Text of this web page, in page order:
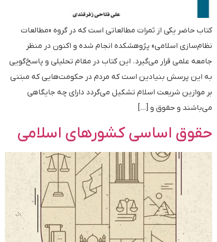
کتاب حاضر یکی از ثمرات مطالعاتی است که در گروه «مطالعات
نظام‌سازی اسلامی» پژوهشکده انجام شده و اکنون در منظر
جامعه علمی قرار می‌گیرد. این کتاب در مقام تحلیلی و پاسخ‌گویی
به این پرسش بنیادین است که مردم در حکومت‌هایی که مبتنی
بر موازین شریعت اسلام تشکیل می‌گردد دارای چه جایگاهی
می‌باشند و حقوق و […]
حقوق اساسی کشورهای اسلامی